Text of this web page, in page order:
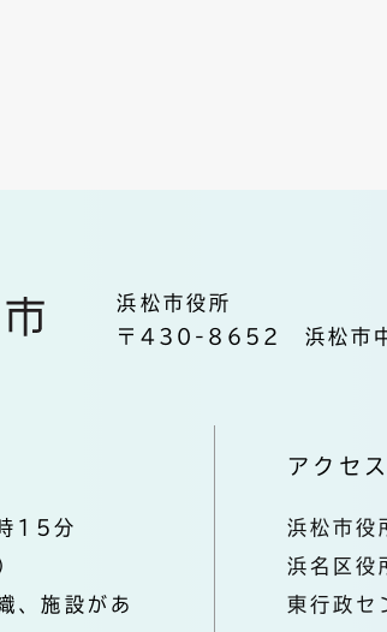
浜松市役所
〒430-8652 浜松市
15分
、施設があ
アクセス
浜松市役
浜名区役
東行政セ